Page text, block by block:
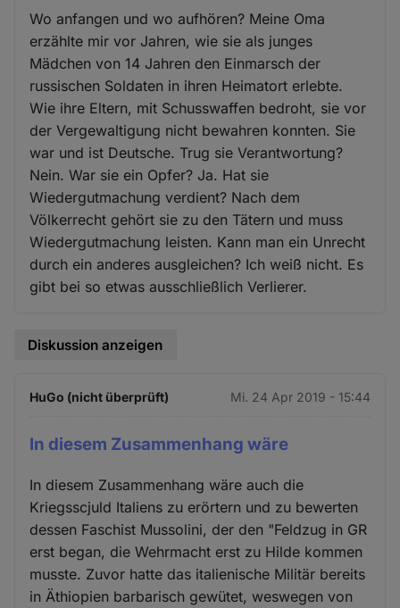
Wo anfangen und wo aufhören? Meine Oma
erzählte mir vor Jahren, wie sie als junges
Mädchen von 14 Jahren den Einmarsch der
russischen Soldaten in ihren Heimatort erlebte.
Wie ihre Eltern, mit Schusswaffen bedroht, sie vor
der Vergewaltigung nicht bewahren konnten. Sie
war und ist Deutsche. Trug sie Verantwortung?
Nein. War sie ein Opfer? Ja. Hat sie
Wiedergutmachung verdient? Nach dem
Völkerrecht gehört sie zu den Tätern und muss
Wiedergutmachung leisten. Kann man ein Unrecht
durch ein anderes ausgleichen? Ich weiß nicht. Es
gibt bei so etwas ausschließlich Verlierer.
Diskussion anzeigen
HuGo (nicht überprüft) Mi. 24 Apr 2019 - 15:44
In diesem Zusammenhang wäre
In diesem Zusammenhang wäre auch die
Kriegsscjuld Italiens zu erörtern und zu bewerten
dessen Faschist Mussolini, der den "Feldzug in GR
erst began, die Wehrmacht erst zu Hilde kommen
musste. Zuvor hatte das italienische Militär bereits
in Äthiopien barbarisch gewütet, weswegen von